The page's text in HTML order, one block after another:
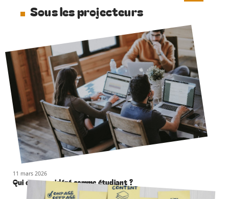
Sous les projecteurs
11 mars 2026
Qui est considéré comme étudiant ?